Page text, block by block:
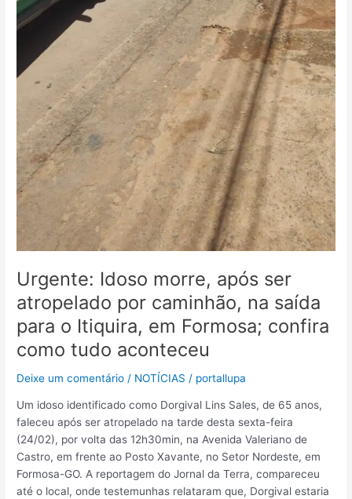
Urgente: Idoso morre, após ser
atropelado por caminhão, na saída
para o Itiquira, em Formosa; confira
como tudo aconteceu
Deixe um comentário / NOTÍCIAS / portallupa
Um idoso identificado como Dorgival Lins Sales, de 65 anos,
faleceu após ser atropelado na tarde desta sexta-feira
(24/02), por volta das 12h30min, na Avenida Valeriano de
Castro, em frente ao Posto Xavante, no Setor Nordeste, em
Formosa-GO. A reportagem do Jornal da Terra, compareceu
até o local, onde testemunhas relataram que, Dorgival estaria
aconteceu